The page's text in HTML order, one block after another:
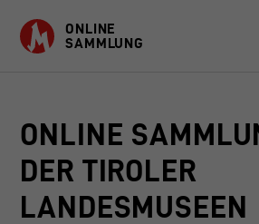
ONLINE
SAMMLUNG
OBJEKTE
SAMMLUNGEN
ONLINE
DER TIROLER
LANDESMUSEEN